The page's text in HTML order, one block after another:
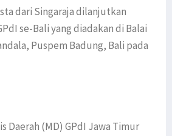
dari Singaraja dilanjutkan
se-Bali yang diadakan di Balai
Puspem Badung, Bali pada
Daerah (MD) GPdI Jawa Timur